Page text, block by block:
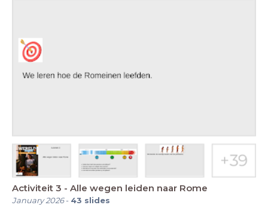
Activiteit 3 - Alle wegen leiden naar Rome
January 2026- 43 slides